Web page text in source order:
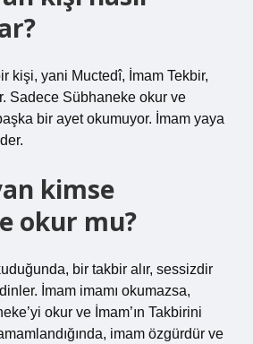
kişi, yani Muctedî, İmam Tekbir,
Sadece Sübhaneke okur ve
bir ayet okumuyor. İmam yaya
kimse
okur mu?
bir takbir alır, sessizdir
dinler. İmam imamı okumazsa,
okur ve İmam’ın Takbirini
imam özgürdür ve